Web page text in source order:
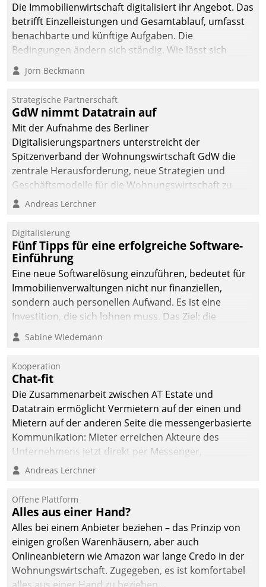
Die Immobilienwirtschaft digitalisiert ihr Angebot. Das
betrifft Einzelleistungen und Gesamtablauf, umfasst
benachbarte und künftige Aufgaben. Die
Bedingungen ändern sich ständig. Wie lässt sich
technisch die Kontrolle wahren und zugleich Freiraum
fürs Wachsen öffnen?
Jörn Beckmann
Strategische Partnerschaft
GdW nimmt Datatrain auf
Mit der Aufnahme des Berliner
Digitalisierungspartners unterstreicht der
Spitzenverband der Wohnungswirtschaft GdW die
zentrale Herausforderung, neue Strategien und
Geschäftsmodelle für die Wohnungswirtschaft zu
entwickeln.
Andreas Lerchner
Digitalisierung
Fünf Tipps für eine erfolgreiche Software-
Einführung
Eine neue Softwarelösung einzuführen, bedeutet für
Immobilienverwaltungen nicht nur finanziellen,
sondern auch personellen Aufwand. Es ist eine
Investition, die sich lohnen muss. Das Ziel: die
nachhaltige Optimierung der Geschäftsabläufe. Damit
dieses Ziel erreicht wird, sollten einige Grundregeln
Sabine Wiedemann
Kooperation
Chat-fit
Die Zusammenarbeit zwischen AT Estate und
Datatrain ermöglicht Vermietern auf der einen und
Mietern auf der anderen Seite die messengerbasierte
Kommunikation: Mieter erreichen Akteure des
Unternehmens jetzt direkt per Messenger,
Mitarbeiter oder Dienstleister empfangen oder
Andreas Lerchner
Offene Plattform
Alles aus einer Hand?
Alles bei einem Anbieter beziehen – das Prinzip von
einigen großen Warenhäusern, aber auch
Onlineanbietern wie Amazon war lange Credo in der
Wohnungswirtschaft. Zugegeben, es ist komfortabel